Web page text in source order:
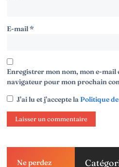
E-mail*
Enregistrer mon nom, mon e-mail
navigateur pour mon prochain
J’ai lu et j’accepte laPolitique
Ne perdez